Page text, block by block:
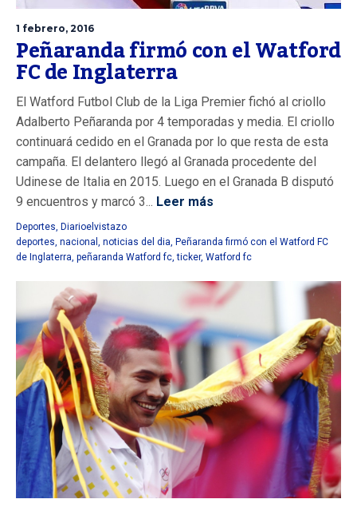
1 febrero, 2016
Peñaranda firmó con el Watford
FC de Inglaterra
El Watford Futbol Club de la Liga Premier fichó al criollo
Adalberto Peñaranda por 4 temporadas y media. El criollo
continuará cedido en el Granada por lo que resta de esta
campaña. El delantero llegó al Granada procedente del
Udinese de Italia en 2015. Luego en el Granada B disputó
9 encuentros y marcó 3... Leer más
Deportes, Diarioelvistazo
deportes, nacional , noticias del dia, Peñaranda firmó con el Watford FC
de Inglaterra, peñaranda Watford fc,ticker, Watford fc